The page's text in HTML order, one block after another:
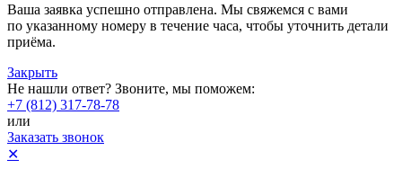
Ваша заявка успешно отправлена. Мы свяжемся с вами
по указанному номеру в течение часа, чтобы уточнить детали
приёма.
Закрыть
Не нашли ответ? Звоните, мы поможем:
+7 (812) 317-78-78
или
Заказать звонок
✕